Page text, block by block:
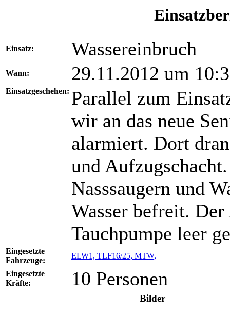
Einsatz: Wassereinbruch
Wann: 29.11.2012 um
Einsatzgeschehen: Parallel zum
wir an das neue
alarmiert. Dort
und
Nasssaugern und
Wasser befreit.
Tauchpumpe leer
Eingesetzte
Fahrzeuge:
ELW1, TLF16/25, MTW,
Eingesetzte
Kräfte:
10 Personen
Bilder